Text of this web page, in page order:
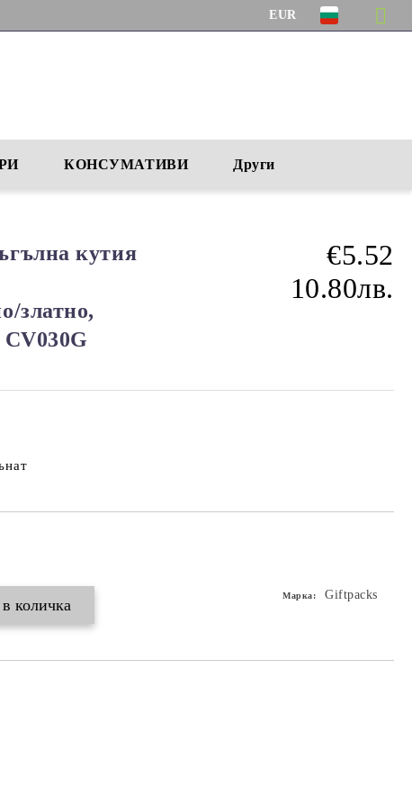
EUR
КОНСУМАТИВИ Други
кутия
златно,
CV030G
€5.52
10.80лв.
Марка: Giftpacks